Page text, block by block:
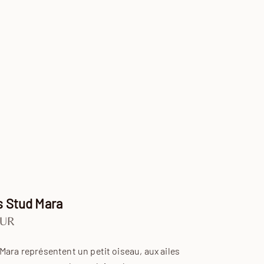
Stud Mara
représentent un petit oiseau, aux ailes